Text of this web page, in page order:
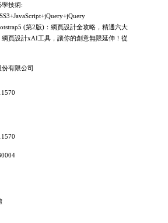
學技術:
(第2版)：網頁設計全攻略，精通六大
網頁設計xAI工具，讓你的創意無限延伸！從
有限公司